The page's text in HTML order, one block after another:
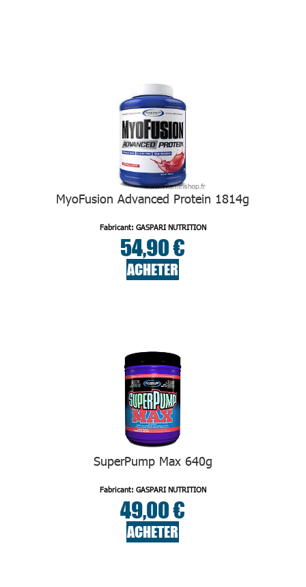
MyoFusion Advanced Protein 1814g
Fabricant: GASPARI NUTRITION
54,90 €
ACHETER
SuperPump Max 640g
Fabricant: GASPARI NUTRITION
49,00 €
ACHETER